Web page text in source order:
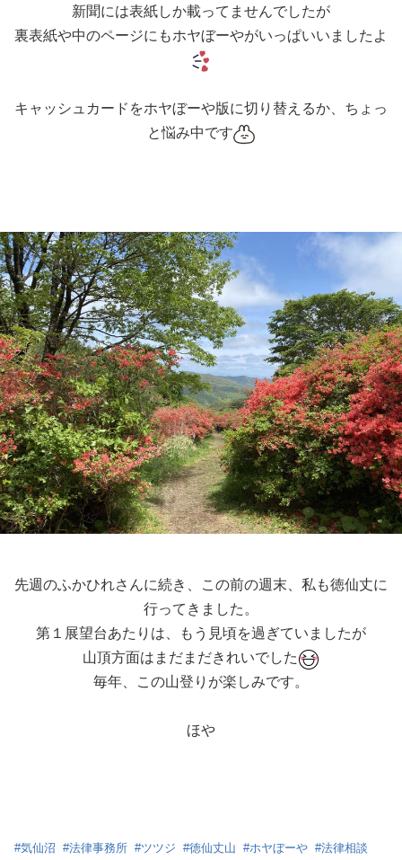
新聞には表紙しか載ってませんでしたが
裏表紙や中のページにもホヤぼーやがいっぱいいましたよ
キャッシュカードをホヤぼーや版に切り替えるか、ちょっ
と悩み中です
先週のふかひれさんに続き、この前の週末、私も徳仙丈に
行ってきました。
第１展望台あたりは、もう見頃を過ぎていましたが
山頂方面はまだまだきれいでした
毎年、この山登りが楽しみです。
ほや
#気仙沼 #法律事務所 #ツツジ #徳仙丈山 #ホヤぼーや #法律相談